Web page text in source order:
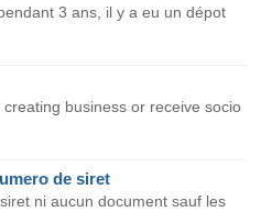
3 ans, il y a eu un dépot
business or receive socio
de siret
ni aucun document sauf les